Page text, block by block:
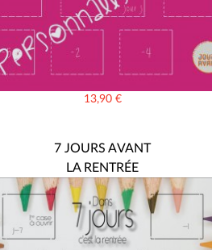
13,90 €
7 JOURS AVANT
LA RENTRÉE